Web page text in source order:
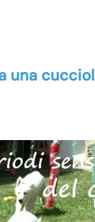
una